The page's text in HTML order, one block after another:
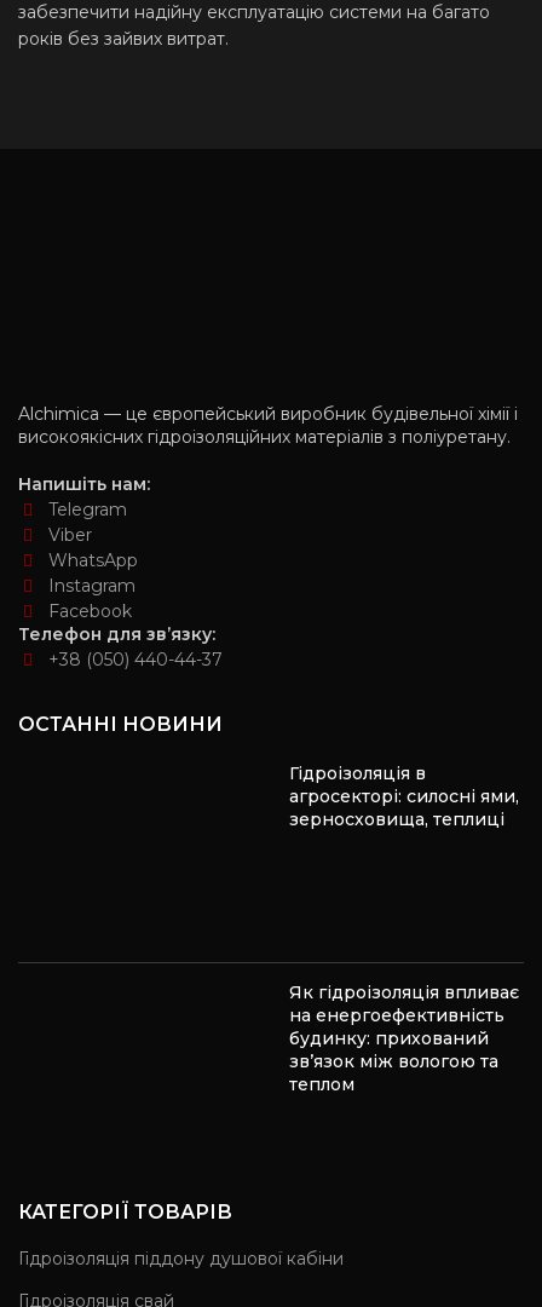
забезпечити надійну експлуатацію системи на багато
років без зайвих витрат.
Alchimica — це європейський виробник будівельної хімії і
високоякісних гідроізоляційних матеріалів з поліуретану.
Напишіть нам:
Telegram
Viber
WhatsApp
Instagram
Facebook
Телефон для зв’язку:
+38 (050) 440-44-37
ОСТАННІ НОВИНИ
Гідроізоляція в
агросекторі: силосні ями,
зерносховища, теплиці
Як гідроізоляція впливає
на енергоефективність
будинку: прихований
зв’язок між вологою та
теплом
КАТЕГОРІЇ ТОВАРІВ
Гідроізоляція піддону душової кабіни
Гідроізоляція свай